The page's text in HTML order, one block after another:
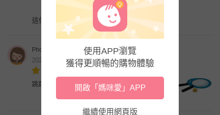
這個很好玩喔！孩子玩這個玩到滿身大汗呢！
Phoebe
2020年10月
跳跳網球
使用APP瀏覽
獲得更順暢的購物體驗
開啟「媽咪愛」APP
繼續使用網頁版